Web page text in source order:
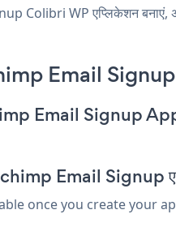
Colibri WP एप्लिकेशन बनाएं,
Email
Email Signup
Email Signup
once you create your